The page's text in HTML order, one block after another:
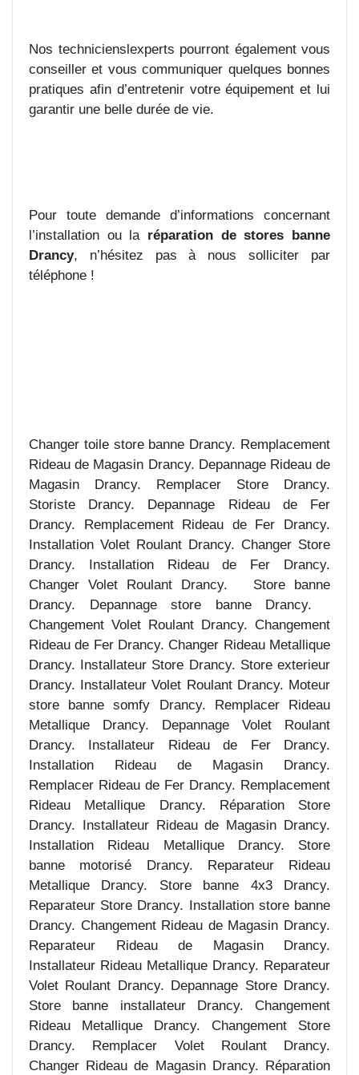
Nos technicienslexperts pourront également vous
conseiller et vous communiquer quelques bonnes
pratiques afin d’entretenir votre équipement et lui
garantir une belle durée de vie.
Pour toute demande d’informations concernant
l’installation ou la réparation de stores banne
Drancy, n’hésitez pas à nous solliciter par
téléphone !
Changer toile store banne Drancy. Remplacement
Rideau de Magasin Drancy. Depannage Rideau de
Magasin Drancy. Remplacer Store Drancy.
Storiste Drancy. Depannage Rideau de Fer
Drancy. Remplacement Rideau de Fer Drancy.
Installation Volet Roulant Drancy. Changer Store
Drancy. Installation Rideau de Fer Drancy.
Changer Volet Roulant Drancy. Store banne
Drancy. Depannage store banne Drancy.
Changement Volet Roulant Drancy. Changement
Rideau de Fer Drancy. Changer Rideau Metallique
Drancy. Installateur Store Drancy. Store exterieur
Drancy. Installateur Volet Roulant Drancy. Moteur
store banne somfy Drancy. Remplacer Rideau
Metallique Drancy. Depannage Volet Roulant
Drancy. Installateur Rideau de Fer Drancy.
Installation Rideau de Magasin Drancy.
Remplacer Rideau de Fer Drancy. Remplacement
Rideau Metallique Drancy. Réparation Store
Drancy. Installateur Rideau de Magasin Drancy.
Installation Rideau Metallique Drancy. Store
banne motorisé Drancy. Reparateur Rideau
Metallique Drancy. Store banne 4x3 Drancy.
Reparateur Store Drancy. Installation store banne
Drancy. Changement Rideau de Magasin Drancy.
Reparateur Rideau de Magasin Drancy.
Installateur Rideau Metallique Drancy. Reparateur
Volet Roulant Drancy. Depannage Store Drancy.
Store banne installateur Drancy. Changement
Rideau Metallique Drancy. Changement Store
Drancy. Remplacer Volet Roulant Drancy.
Changer Rideau de Magasin Drancy. Réparation